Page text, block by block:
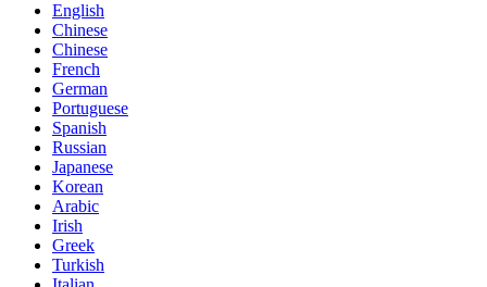
English
Chinese
Chinese
French
German
Portuguese
Spanish
Russian
Japanese
Korean
Arabic
Irish
Greek
Turkish